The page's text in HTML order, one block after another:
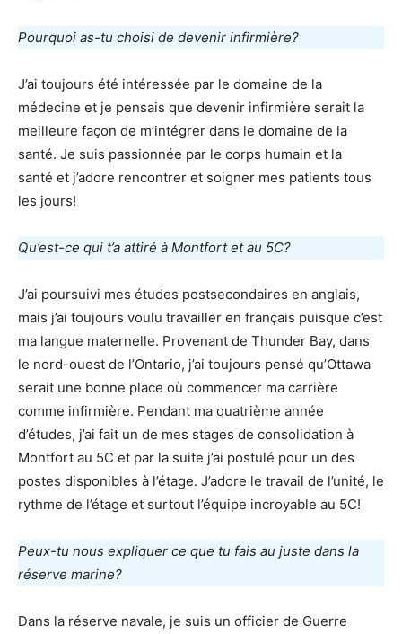
Pourquoi as-tu choisi de devenir infirmière?
J’ai toujours été intéressée par le domaine de la
médecine et je pensais que devenir infirmière serait la
meilleure façon de m’intégrer dans le domaine de la
santé. Je suis passionnée par le corps humain et la
santé et j’adore rencontrer et soigner mes patients tous
les jours!
Qu’est-ce qui t’a attiré à Montfort et au 5C?
J’ai poursuivi mes études postsecondaires en anglais,
mais j’ai toujours voulu travailler en français puisque c’est
ma langue maternelle. Provenant de Thunder Bay, dans
le nord-ouest de l’Ontario, j’ai toujours pensé qu’Ottawa
serait une bonne place où commencer ma carrière
comme infirmière. Pendant ma quatrième année
d’études, j’ai fait un de mes stages de consolidation à
Montfort au 5C et par la suite j’ai postulé pour un des
postes disponibles à l’étage. J’adore le travail de l’unité, le
rythme de l’étage et surtout l’équipe incroyable au 5C!
Peux-tu nous expliquer ce que tu fais au juste dans la
réserve marine?
Dans la réserve navale, je suis un officier de Guerre